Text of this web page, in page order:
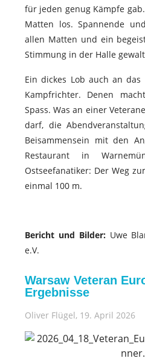
für jeden genug Kämpfe
Matten los. Spannende
allen Matten und ein
Stimmung in der Halle
Ein dickes Lob auch an
Kampfrichter. Denen
Spass. Was an einer
darf, die
Beisammensein mit den
Restaurant in
Ostseefanatiker: Der Weg
einmal 100 m.
Bericht und Bilder: Uwe
e.V.
Warsaw Veteran
Ergebnisse
Oliver Flügel, 19. April 2026